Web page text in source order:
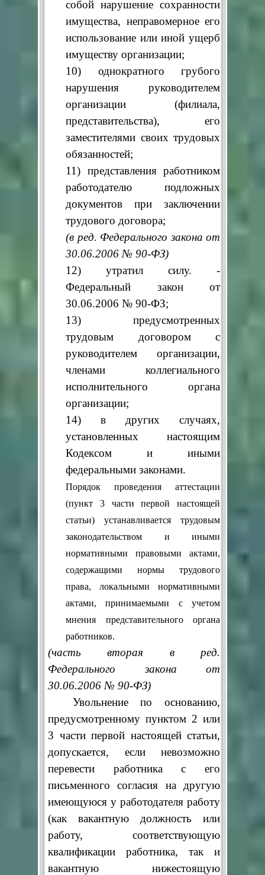
собой нарушение сохранности
имущества, неправомерное его
использование или иной ущерб
имуществу организации;
10) однократного грубого
нарушения руководителем
организации (филиала,
представительства), его
заместителями своих трудовых
обязанностей;
11) представления работником
работодателю подложных
документов при заключении
трудового договора;
(в ред. Федерального закона от
30.06.2006 № 90-ФЗ)
12) утратил силу. -
Федеральный закон от
30.06.2006 № 90-ФЗ;
13) предусмотренных
трудовым договором с
руководителем организации,
членами коллегиального
исполнительного органа
организации;
14) в других случаях,
установленных настоящим
Кодексом и иными
федеральными законами.
Порядок проведения аттестации
(пункт 3 части первой настоящей
статьи) устанавливается трудовым
законодательством и иными
нормативными правовыми актами,
содержащими нормы трудового
права, локальными нормативными
актами, принимаемыми с учетом
мнения представительного органа
работников.
(часть вторая в ред.
Федерального закона от
30.06.2006 № 90-ФЗ)
Увольнение по основанию,
предусмотренному пунктом 2 или
3 части первой настоящей статьи,
допускается, если невозможно
перевести работника с его
письменного согласия на другую
имеющуюся у работодателя работу
(как вакантную должность или
работу, соответствующую
квалификации работника, так и
вакантную нижестоящую